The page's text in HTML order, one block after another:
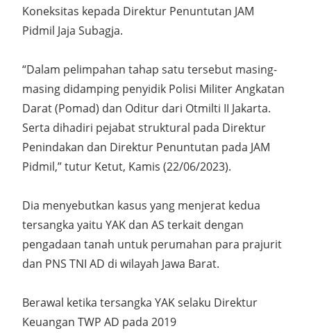
Koneksitas kepada Direktur Penuntutan JAM
Pidmil Jaja Subagja.
“Dalam pelimpahan tahap satu tersebut masing-
masing didamping penyidik Polisi Militer Angkatan
Darat (Pomad) dan Oditur dari Otmilti II Jakarta.
Serta dihadiri pejabat struktural pada Direktur
Penindakan dan Direktur Penuntutan pada JAM
Pidmil,” tutur Ketut, Kamis (22/06/2023).
Dia menyebutkan kasus yang menjerat kedua
tersangka yaitu YAK dan AS terkait dengan
pengadaan tanah untuk perumahan para prajurit
dan PNS TNI AD di wilayah Jawa Barat.
Berawal ketika tersangka YAK selaku Direktur
Keuangan TWP AD pada 2019